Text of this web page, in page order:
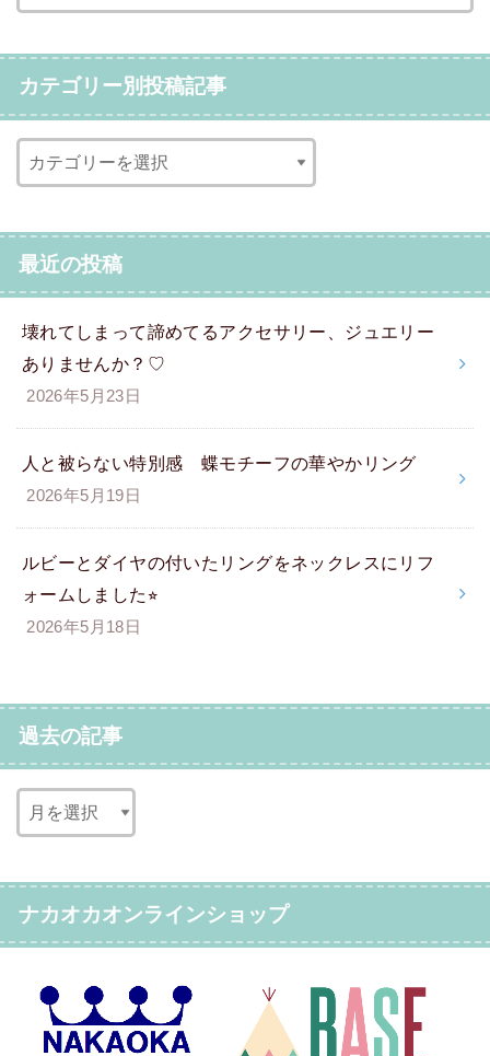
カテゴリー別投稿記事
最近の投稿
壊れてしまって諦めてるアクセサリー、ジュエリー
ありませんか？♡
2026年5月23日
人と被らない特別感 蝶モチーフの華やかリング
2026年5月19日
ルビーとダイヤの付いたリングをネックレスにリフ
ォームしました⭐︎
2026年5月18日
過去の記事
ナカオカオンラインショップ